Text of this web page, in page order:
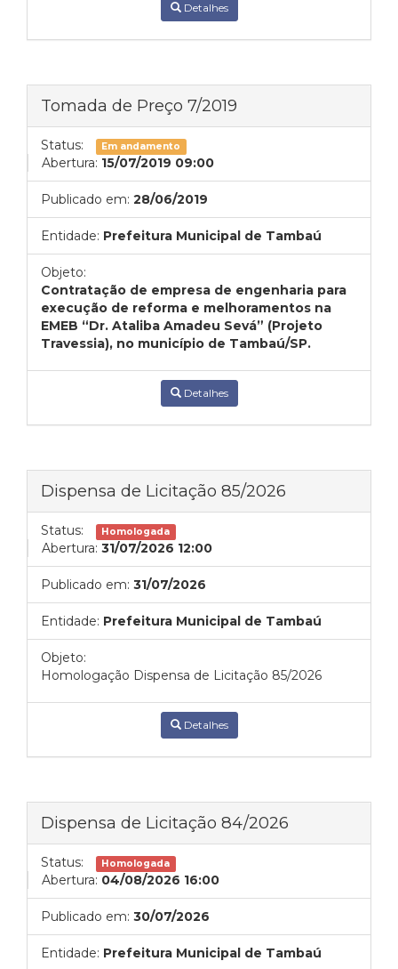
Detalhes
Tomada de Preço 7/2019
Status: Em andamento
Abertura: 15/07/2019 09:00
Publicado em: 28/06/2019
Entidade: Prefeitura Municipal de Tambaú
Objeto:
Contratação de empresa de engenharia para
execução de reforma e melhoramentos na
EMEB “Dr. Ataliba Amadeu Sevá” (Projeto
Travessia), no município de Tambaú/SP.
Detalhes
Dispensa de Licitação 85/2026
Status: Homologada
Abertura: 31/07/2026 12:00
Publicado em: 31/07/2026
Entidade: Prefeitura Municipal de Tambaú
Objeto:
Homologação Dispensa de Licitação 85/2026
Detalhes
Dispensa de Licitação 84/2026
Status: Homologada
Abertura: 04/08/2026 16:00
Publicado em: 30/07/2026
Entidade: Prefeitura Municipal de Tambaú